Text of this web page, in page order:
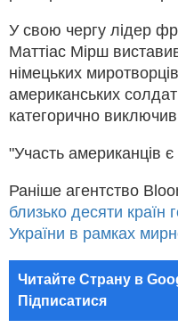
У свою чергу лідер
Маттіас Мірш
німецьких
американських
категорично
"Участь американців
Раніше агентство
близько десяти країн
України в рамках
Читайте Страну в
Підписатися